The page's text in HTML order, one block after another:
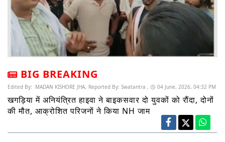
BIG BREAKING
Edited By: MADAN KISHORE JHA, Reported By: Swatantra , 04 June, 2026, 04:32 PM
खगड़िया में अनियंत्रित हाइवा ने बाइकसवार दो युवकों को रौंदा, दोनों
की मौत, आक्रोशित परिजनों ने किया NH जाम